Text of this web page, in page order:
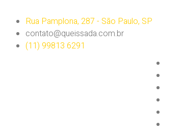
Rua Pamplona, 287 - São Paulo, SP
contato@queissada.com.br
(11) 99813 6291